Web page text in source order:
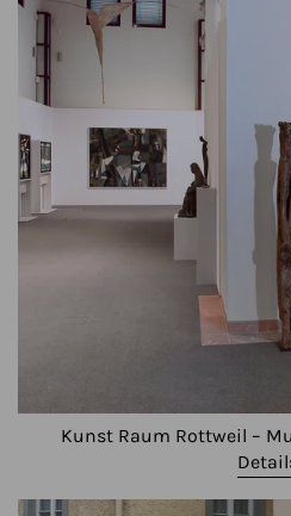
Kunst Raum Rottweil –